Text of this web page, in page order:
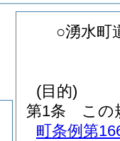
○湧水町
(目的)
第1条
この
町条例第